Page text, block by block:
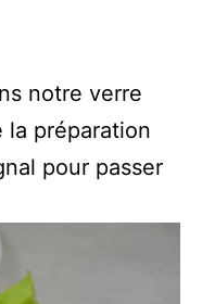
notre verre
la préparation
pour passer